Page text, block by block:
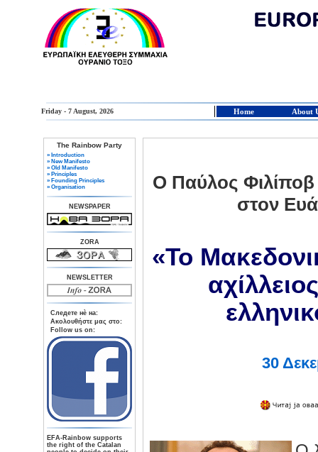
Friday - 7 August, 2026 Home About
The Rainbow Party
» Introduction
» New Manifesto
» Old Manifesto
» Principles
» Founding Principles
» Organisation
NEWSPAPER
ZORA
NEWSLETTER
Следете нè на:
Aκολουθήστε μας στο:
Follow us on:
ΕFA-Rainbow supports
the right of the Catalan
Ο Παύλος
στον
«Το
30